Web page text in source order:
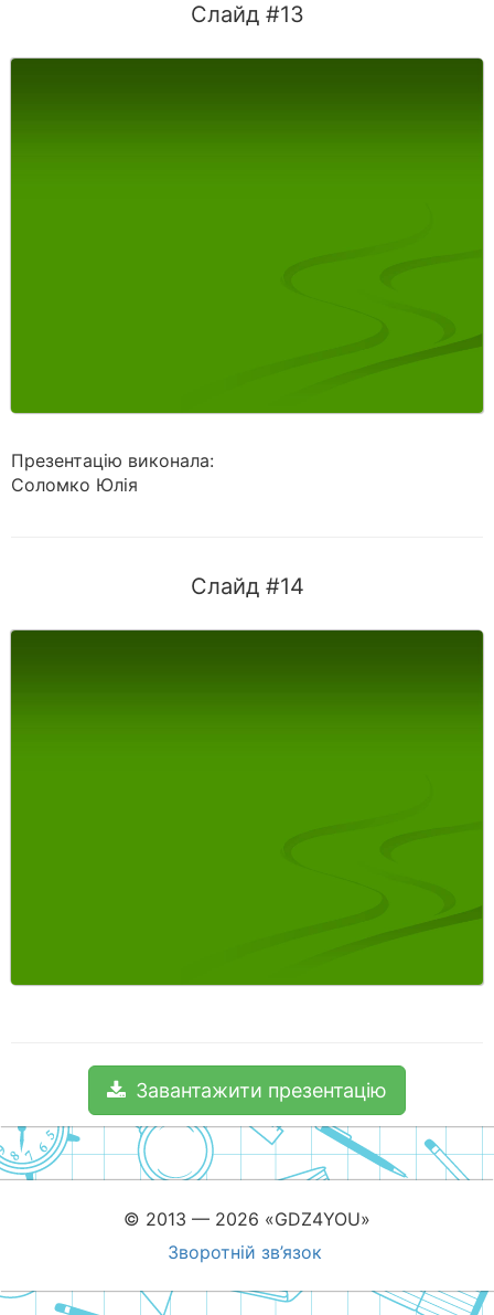
Слайд #13
Презентацiю виконала:
Соломко Юлiя
Слайд #14
Завантажити презентацію
© 2013 — 2026 «GDZ4YOU»
Зворотній зв’язок